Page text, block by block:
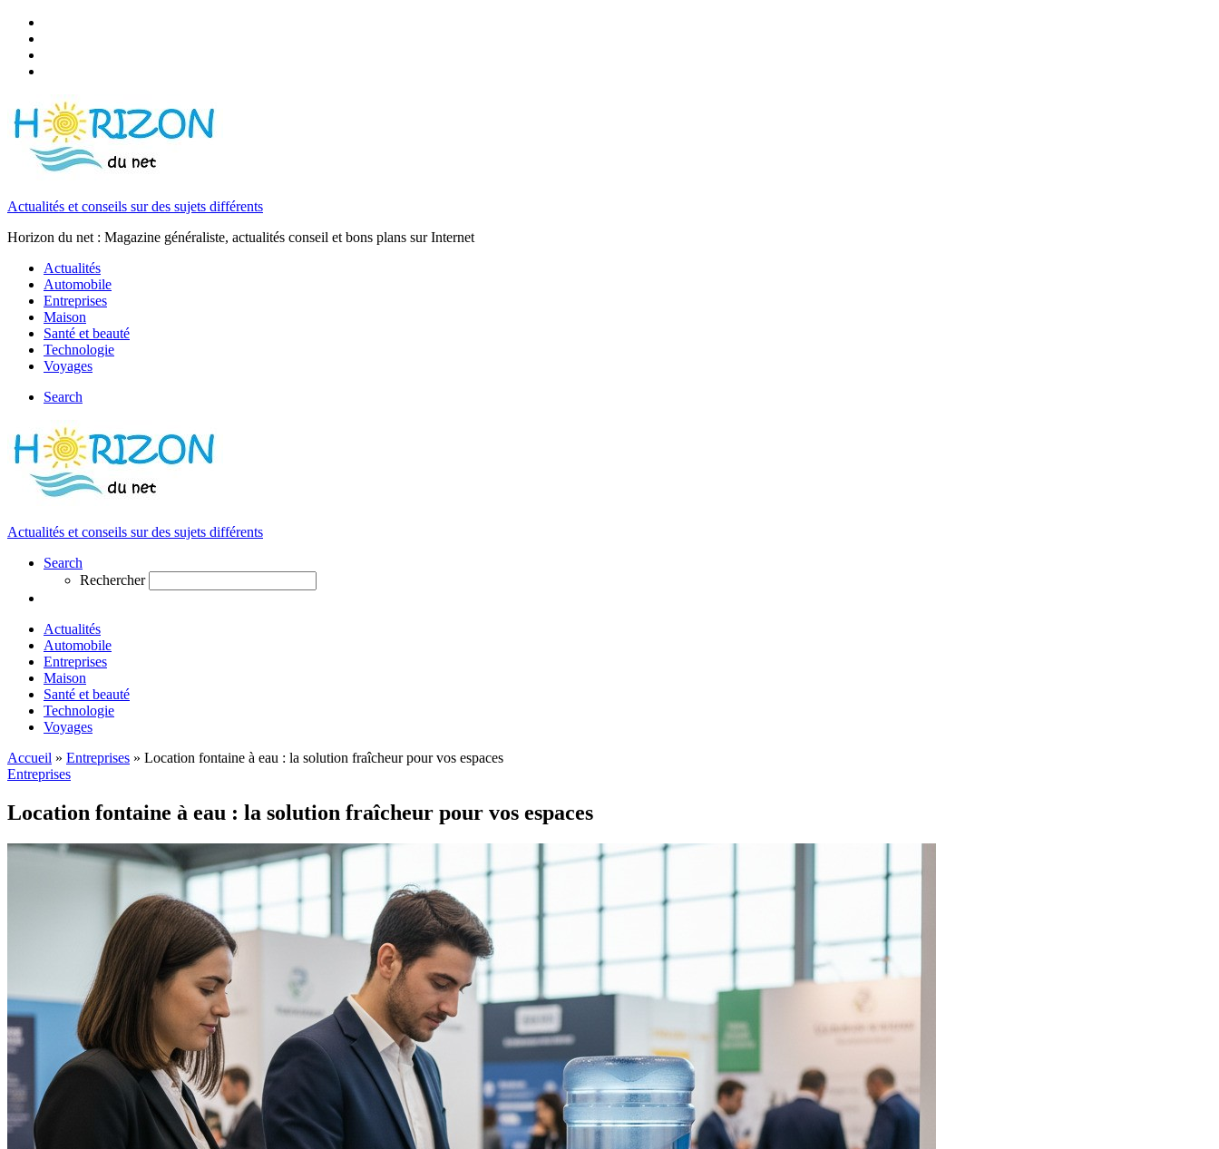
Actualités et conseils sur des sujets différents
Horizon du net : Magazine généraliste, actualités conseil et bons plans sur Internet
Actualités
Automobile
Entreprises
Maison
Santé et beauté
Technologie
Voyages
Search
Actualités et conseils sur des sujets différents
Search
Rechercher
Actualités
Automobile
Entreprises
Maison
Santé et beauté
Technologie
Voyages
Accueil » Entreprises » Location fontaine à eau : la solution fraîcheur pour vos espaces
Entreprises
Location fontaine à eau : la solution fraîcheur pour vos espaces